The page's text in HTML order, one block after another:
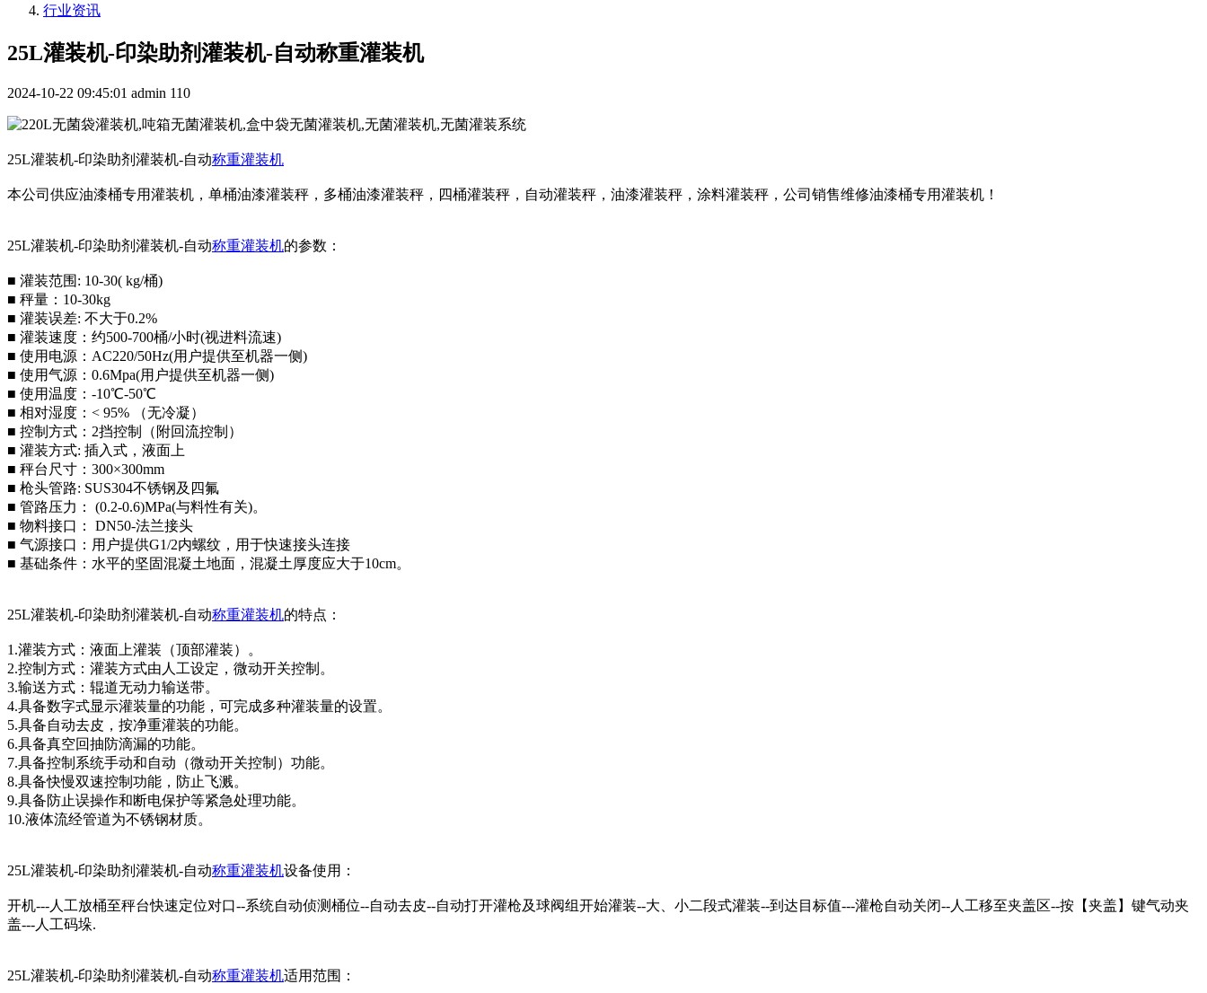
行业资讯
25L灌装机-印染助剂灌装机-自动称重灌装机
2024-10-22 09:45:01 admin 110
25L灌装机-印染助剂灌装机-自动称重灌装机
本公司供应油漆桶专用灌装机，单桶油漆灌装秤，多桶油漆灌装秤，四桶灌装秤，自动灌装秤，油漆灌装秤，涂料灌装秤，公司销售维修油漆桶专用灌装机！
25L灌装机-印染助剂灌装机-自动称重灌装机的参数：
■ 灌装范围: 10-30( kg/桶)
■ 秤量：10-30kg
■ 灌装误差: 不大于0.2%
■ 灌装速度：约500-700桶/小时(视进料流速)
■ 使用电源：AC220/50Hz(用户提供至机器一侧)
■ 使用气源：0.6Mpa(用户提供至机器一侧)
■ 使用温度：-10℃-50℃
■ 相对湿度：< 95% （无冷凝）
■ 控制方式：2挡控制（附回流控制）
■ 灌装方式: 插入式，液面上
■ 秤台尺寸：300×300mm
■ 枪头管路: SUS304不锈钢及四氟
■ 管路压力： (0.2-0.6)MPa(与料性有关)。
■ 物料接口： DN50-法兰接头
■ 气源接口：用户提供G1/2内螺纹，用于快速接头连接
■ 基础条件：水平的坚固混凝土地面，混凝土厚度应大于10cm。
25L灌装机-印染助剂灌装机-自动称重灌装机的特点：
1.灌装方式：液面上灌装（顶部灌装）。
2.控制方式：灌装方式由人工设定，微动开关控制。
3.输送方式：辊道无动力输送带。
4.具备数字式显示灌装量的功能，可完成多种灌装量的设置。
5.具备自动去皮，按净重灌装的功能。
6.具备真空回抽防滴漏的功能。
7.具备控制系统手动和自动（微动开关控制）功能。
8.具备快慢双速控制功能，防止飞溅。
9.具备防止误操作和断电保护等紧急处理功能。
10.液体流经管道为不锈钢材质。
25L灌装机-印染助剂灌装机-自动称重灌装机设备使用：
开机---人工放桶至秤台快速定位对口--系统自动侦测桶位--自动去皮--自动打开灌枪及球阀组开始灌装--大、小二段式灌装--到达目标值---灌枪自动关闭--人工移至夹盖区--按【夹盖】键气动夹
盖---人工码垛.
25L灌装机-印染助剂灌装机-自动称重灌装机适用范围：